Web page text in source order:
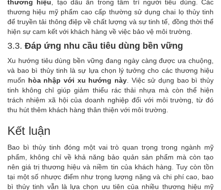
thương hiệu , tạo dấu ấn trong tâm trí người tiêu dùng. Các
thương hiệu mỹ phẩm cao cấp thường sử dụng chai lọ thủy tinh
để truyền tải thông điệp về chất lượng và sự tinh tế, đồng thời thể
hiện sự cam kết với khách hàng về việc bảo vệ môi trường.
3.3. Đáp ứng nhu cầu tiêu dùng bền vững
Xu hướng tiêu dùng bền vững đang ngày càng được ưa chuộng,
và bao bì thủy tinh là sự lựa chọn lý tưởng cho các thương hiệu
muốn hòa nhập với xu hướng này . Việc sử dụng bao bì thủy
tinh không chỉ giúp giảm thiểu rác thải nhựa mà còn thể hiện
trách nhiệm xã hội của doanh nghiệp đối với môi trường, từ đó
thu hút thêm khách hàng thân thiện với môi trường.
Kết luận
Bao bì thủy tinh đóng một vai trò quan trọng trong ngành mỹ
phẩm, không chỉ về khả năng bảo quản sản phẩm mà còn tạo
nên giá trị thương hiệu và niềm tin của khách hàng. Tuy còn tồn
tại một số nhược điểm như trọng lượng nặng và chi phí cao, bao
bì thủy tinh vẫn là lựa chọn ưu tiên của nhiều thương hiệu mỹ